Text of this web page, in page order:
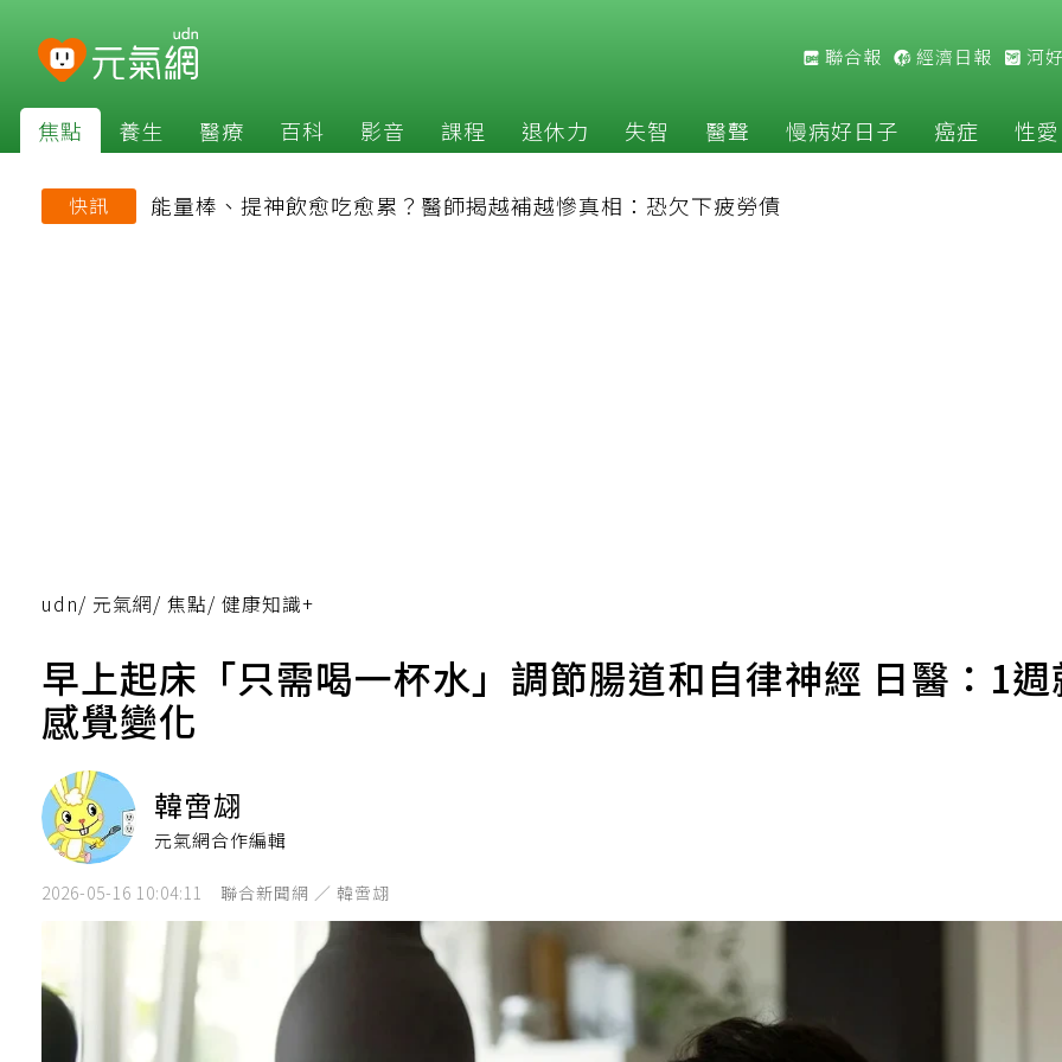
聯合報 經濟日報 河
焦點 養生 醫療 百科 影音 課程 退休力 失智 醫聲 慢病好日子 癌症 性愛
快訊 能量棒、提神飲愈吃愈累？醫師揭越補越慘真相：恐欠下疲勞債
udn/ 元氣網/ 焦點/ 健康知識+
早上起床「只需喝一杯水」調節腸道和自律神經 日醫：1
感覺變化
韓啻翃
元氣網合作編輯
2026-05-16 10:04:11 聯合新聞網 ／ 韓啻翃